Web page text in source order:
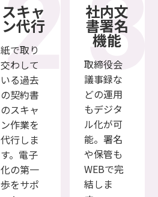
スキャ
ン代行
紙で取り
交わして
いる過去
の契約書
のスキャ
ン作業を
代行しま
す。電子
化の第一
歩をサポ
社内文
書署名
機能
取締役会
議事録な
どの運用
もデジタ
ル化が可
能。署名
や保管も
WEBで完
結しま